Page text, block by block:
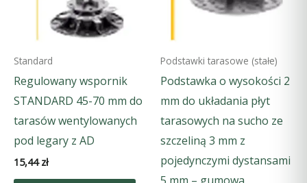
Standard
Regulowany wspornik
STANDARD 45-70 mm do
tarasów wentylowanych
pod legary z AD
15,44zł
Podstawki tarasowe (stałe)
Podstawka o wysokości 2
mm do układania płyt
tarasowych na sucho ze
szczeliną 3 mm z
pojedynczymi dystansami